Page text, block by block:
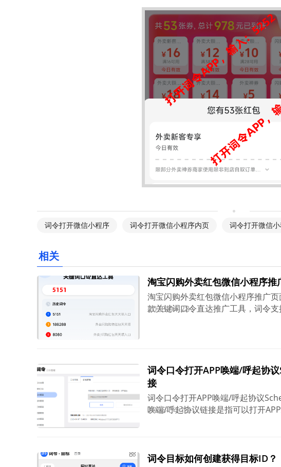
词令打开微信小程序 词令打开微信小程序内页 词令打开微信
相关
淘宝闪购外卖红包微信小程序
淘宝闪购外卖红包微信小程序推广
款关键词口令直达推广工具，词令
2026-04-28
词令口令打开APP唤端/呼起协
接
词令口令打开APP唤端/呼起协议
唤端/呼起协议链接是指可以打开
2026-04-13
词令目标如何创建获得目标ID？